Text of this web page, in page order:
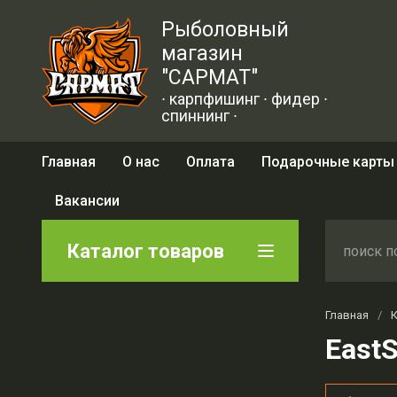
Рыболовный
магазин
"САРМАТ"
∙ карпфишинг ∙ фидер ∙
спиннинг ∙
Главная О нас Оплата Подарочные карты
Вакансии
Каталог товаров
Главная /